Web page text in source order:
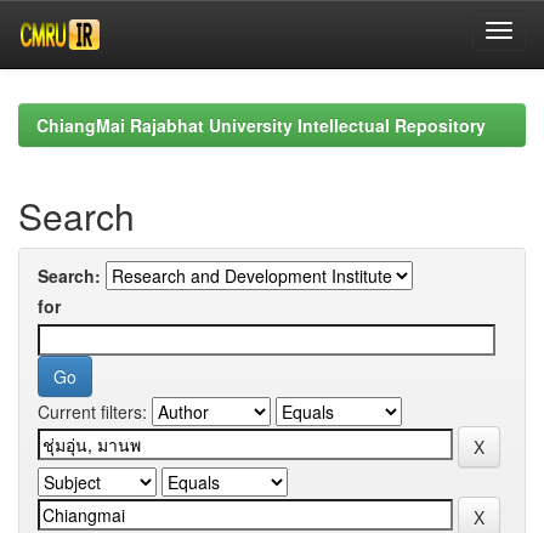
navigationChiangMai Rajabhat University Intellectual Repository
Search
Search:
for
Current filters: